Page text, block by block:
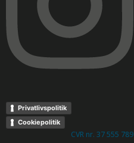
Privatlivspolitik
Cookiepolitik
CVR nr. 37 555 789